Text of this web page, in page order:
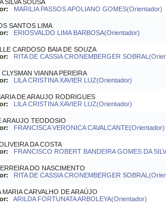
SILVA SOUSA
MARILIA PASSOS APOLIANO GOMES(Orientador)
SANTOS LIMA
ERIOSVALDO LIMA BARBOSA(Orientador)
CARDOSO BAIA DE SOUZA
RITA DE CASSIA CRONEMBERGER
VIANNA PEREIRA
LILA CRISTINA XAVIER LUZ(Orientador)
DE ARAUJO RODRIGUES
LILA CRISTINA XAVIER LUZ(Orientador)
ARAUJO TEODOSIO
FRANCISCA VERONICA CAVALCANTE(Orientador)
DA COSTA
FRANCISCO ROBERT BANDEIRA GOMES DA
DO NASCIMENTO
RITA DE CASSIA CRONEMBERGER
MARIA CARVALHO DE ARAÚJO
ARILDA FORTUNATA ARBOLEYA(Orientador)